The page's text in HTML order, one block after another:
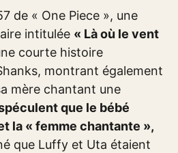
de « One Piece », une
intitulée « Là où le vent
courte histoire
montrant également
mère chantant une
que le bébé
la « femme chantante »,
que Luffy et Uta étaient